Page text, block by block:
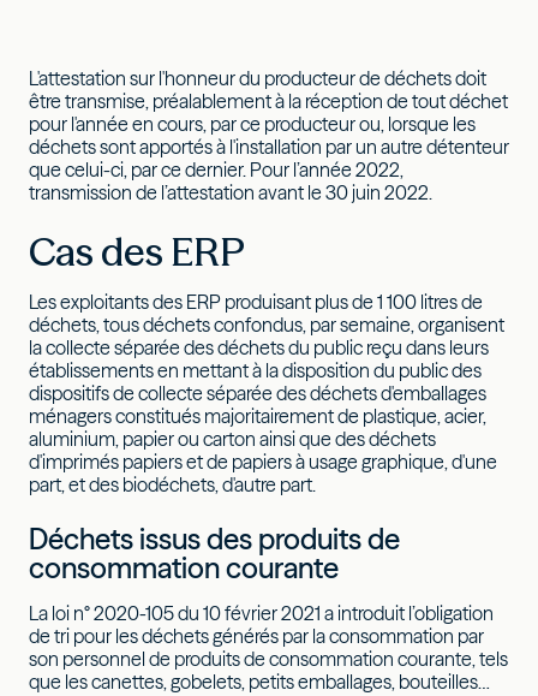
L'attestation sur l'honneur du producteur de déchets doit
être transmise, préalablement à la réception de tout déchet
pour l'année en cours, par ce producteur ou, lorsque les
déchets sont apportés à l'installation par un autre détenteur
que celui-ci, par ce dernier. Pour l’année 2022,
transmission de l’attestation avant le 30 juin 2022.
Cas des ERP
Les exploitants des ERP produisant plus de 1 100 litres de
déchets, tous déchets confondus, par semaine, organisent
la collecte séparée des déchets du public reçu dans leurs
établissements en mettant à la disposition du public des
dispositifs de collecte séparée des déchets d'emballages
ménagers constitués majoritairement de plastique, acier,
aluminium, papier ou carton ainsi que des déchets
d'imprimés papiers et de papiers à usage graphique, d'une
part, et des biodéchets, d'autre part.
Déchets issus des produits de
consommation courante
La loi n° 2020-105 du 10 février 2021 a introduit l’obligation
de tri pour les déchets générés par la consommation par
son personnel de produits de consommation courante, tels
que les canettes, gobelets, petits emballages, bouteilles…